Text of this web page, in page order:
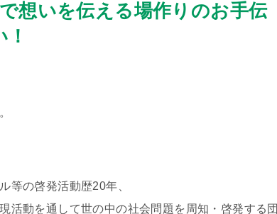
想いを伝える場作りのお手伝
！
等の啓発活動歴20年、
活動を通して世の中の社会問題を周知・啓発する団